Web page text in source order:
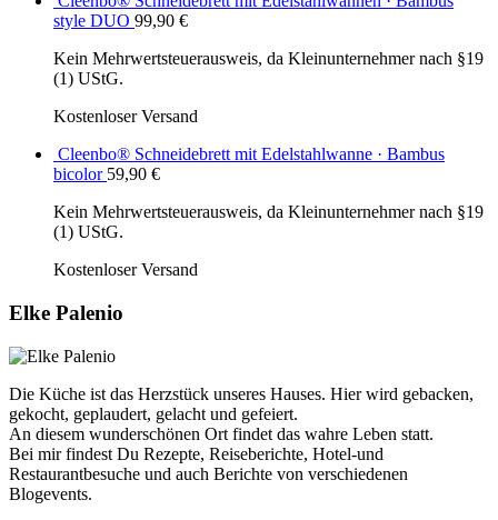
style DUO 99,90 €
Kein Mehrwertsteuerausweis, da Kleinunternehmer nach §19
(1) UStG.
Kostenloser Versand
Cleenbo® Schneidebrett mit Edelstahlwanne · Bambus
bicolor 59,90 €
Kein Mehrwertsteuerausweis, da Kleinunternehmer nach §19
(1) UStG.
Kostenloser Versand
Elke Palenio
Die Küche ist das Herzstück unseres Hauses. Hier wird gebacken,
gekocht, geplaudert, gelacht und gefeiert.
An diesem wunderschönen Ort findet das wahre Leben statt.
Bei mir findest Du Rezepte, Reiseberichte, Hotel-und
Restaurantbesuche und auch Berichte von verschiedenen
Blogevents.